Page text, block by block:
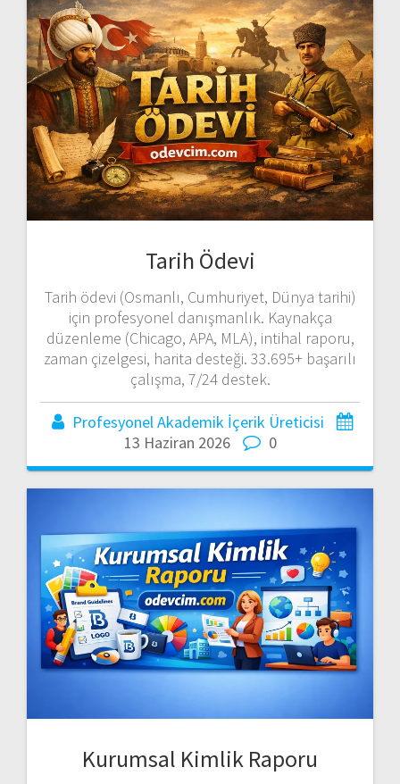
Tarih Ödevi
Tarih ödevi (Osmanlı, Cumhuriyet, Dünya tarihi)
için profesyonel danışmanlık. Kaynakça
düzenleme (Chicago, APA, MLA), intihal raporu,
zaman çizelgesi, harita desteği. 33.695+ başarılı
çalışma, 7/24 destek.
Profesyonel Akademik İçerik Üreticisi
13 Haziran 2026
0
Kurumsal Kimlik Raporu